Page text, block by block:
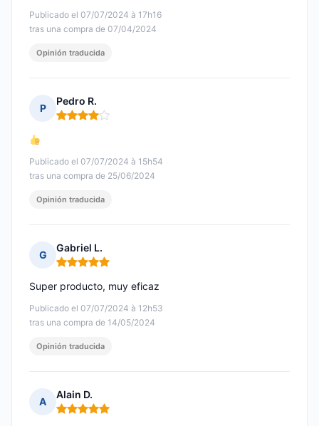
Publicado el 07/07/2024 à 17h16
tras una compra de 07/04/2024
Opinión traducida
P
Pedro R.
Nota: 4 de 5
Publicado el 07/07/2024 à 15h54
tras una compra de 25/06/2024
Opinión traducida
G
Gabriel L.
Nota: 5 de 5
Publicado el 07/07/2024 à 12h53
tras una compra de 14/05/2024
Super producto, muy eficaz
Opinión traducida
A
Alain D.
Nota: 5 de 5